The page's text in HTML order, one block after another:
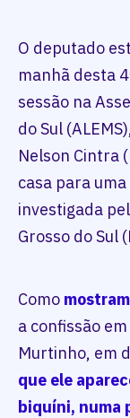
O deputado
manhã desta
sessão na
do Sul
Nelson Cintra
casa para
investigada
Grosso do Sul
Como
a confissão
Murtinho, em
que ele
biquíni, numa